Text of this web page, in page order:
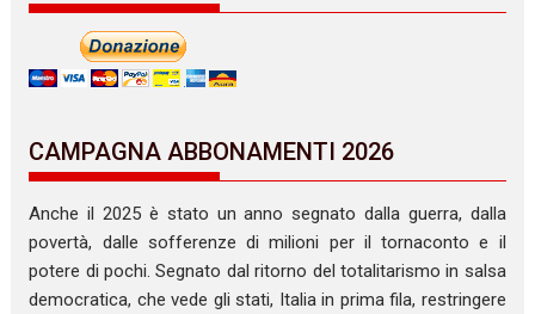
CAMPAGNA ABBONAMENTI 2026
Anche il 2025 è stato un anno segnato dalla guerra, dalla
povertà, dalle sofferenze di milioni per il tornaconto e il
potere di pochi. Segnato dal ritorno del totalitarismo in salsa
democratica, che vede gli stati, Italia in prima fila, restringere